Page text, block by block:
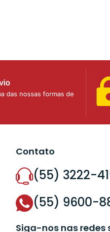
das nossas formas de
Contato
(55) 3222-
(55) 9600-
Siga-nos nas redes